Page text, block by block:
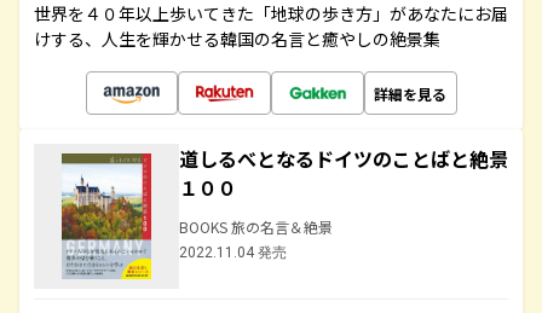
世界を４０年以上歩いてきた「地球の歩き方」があなたにお届
けする、人生を輝かせる韓国の名言と癒やしの絶景集
詳細を見る
道しるべとなるドイツのことばと絶景
１００
BOOKS 旅の名言＆絶景
2022.11.04 発売